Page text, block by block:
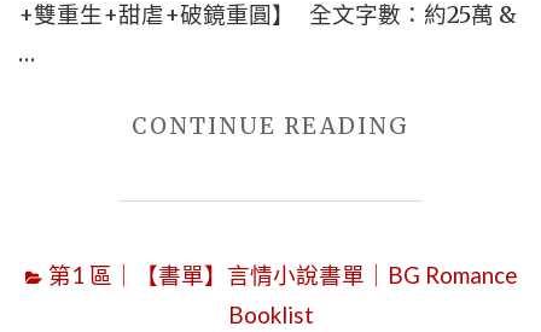
+雙重生+甜虐+破鏡重圓】 全文字數：約25萬 &
…
CONTINUE READING
破
重
第1 區｜【書單】言情小說書單｜BG Romance
Booklist